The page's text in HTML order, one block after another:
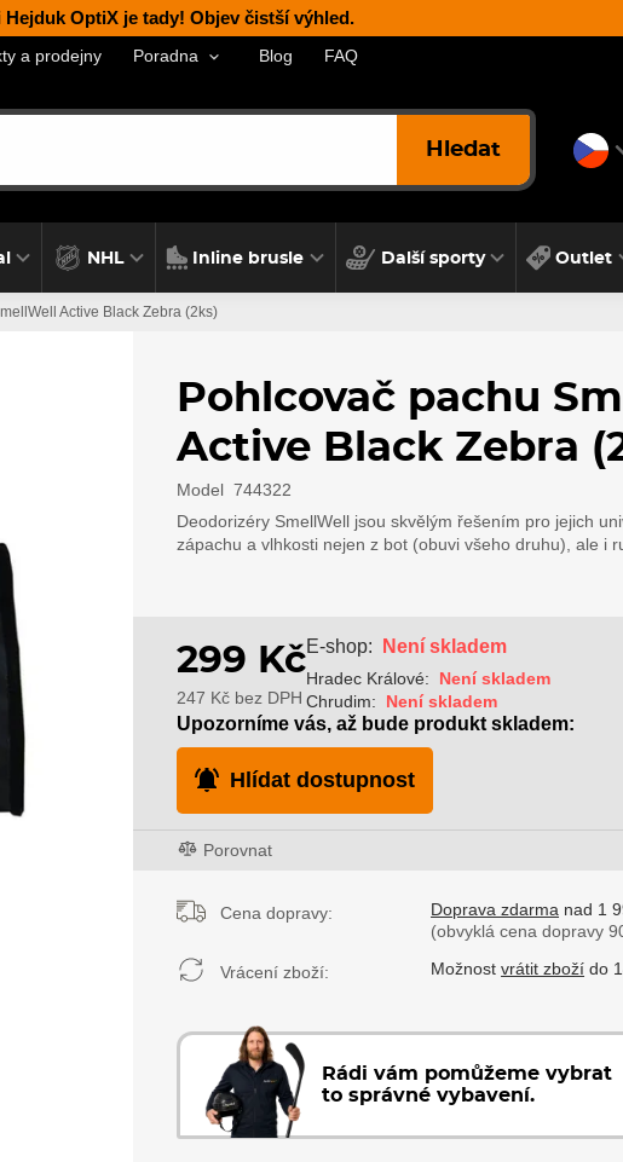
Hejduk OptiX je tady! Objev čistší výhled.
a prodejny Poradna Blog FAQ
Hledat
NHL Inline brusle Další sporty Outlet
Active Black Zebra (2ks)
Pohlcovač pachu
Active Black Zebra
Model 744322
Deodorizéry SmellWell jsou skvělým řešením pro jejich
zápachu a vlhkosti nejen z bot (obuvi všeho druhu), ale i
299 Kč
247 Kč bez DPH
E-shop: Není skladem
Hradec Králové:
Není skladem
Chrudim:
Není skladem
Upozorníme vás, až bude produkt skladem:
Hlídat dostupnost
Porovnat
Cena dopravy: Doprava zdarma nad 1
(obvyklá cena dopravy
Vrácení zboží: Možnostvrátit zboží do
Rádi vám pomůžeme vybrat
to správné vybavení.